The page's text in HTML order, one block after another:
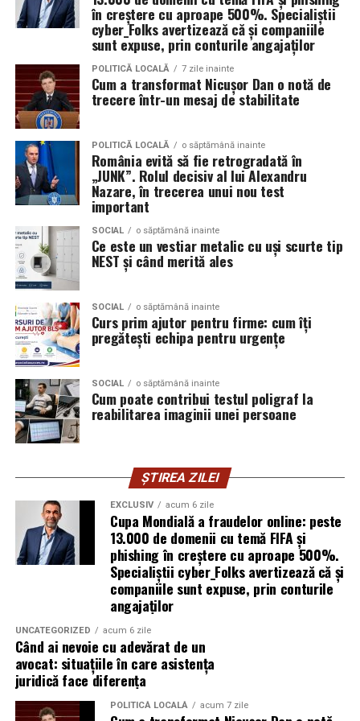
Patricia Constandacheactivează în vânzări și relații cu
clienții. A pornit de la convingerea că oamenii cumpără
de la oameni, nu de la branduri, iar asta înseamnă că
prezența personală contează la fel de mult ca produsul.
Iuliana Gabriela Enescu
videografie cu dronă. Știe că domeniul ei este dominat
de bărbați și că vizibilitatea ei ca profesionistă este, în
sine, un argument.
Isabela Alexandruoferă servicii de consiliere de cuplu
și psihoterapie. Lucrează zilnic cu oameni care încearcă
să se înțeleagă mai bine și crede că autenticitatea
trebuie să înceapă de la ea.
Oana Teslarueste consultant financiar și expert în
investiții imobiliare. A ales să fie prezentă cu vocea ei
într-un domeniu în care credibilitatea se construiește
greu și se pierde repede.
Mirela Iacobvinde cosmetice naturale și lucrează cu
femei care vor produse în care au încredere. Prezența ei
publică este, pentru clientele ei, primul semn că brandul
este numerolog și lucrează cu
antreprenori care vor să ia decizii mai aliniate cu ce sunt
ei cu adevărat. Alege să fie vizibilă pentru că domeniul ei
câștigă credibilitate prin oameni, nu prin concepte.
Mihaela Antocheactivează în nutriție și sănătate.
Crede că informația corectă ajunge la oamenii potriviți
De ce contează vizibilitatea, nu
doar activitatea
în creștere cu aproape 500%. Specialiștii
cyber_Folks avertizează că și companiile
sunt expuse, prin conturile angajaților
POLITICĂ LOCALĂ 7 zile inainte
Cum a transformat Nicușor Dan o notă de
trecere într-un mesaj de stabilitate
POLITICĂ LOCALĂ o săptămână inainte
România evită să fie retrogradată în
„JUNK”. Rolul decisiv al lui Alexandru
Nazare, în trecerea unui nou test
important
SOCIAL o săptămână inainte
Ce este un vestiar metalic cu uși scurte tip
NEST și când merită ales
SOCIAL o săptămână inainte
Curs prim ajutor pentru firme: cum îți
pregătești echipa pentru urgențe
SOCIAL o săptămână inainte
Cum poate contribui testul poligraf la
reabilitarea imaginii unei persoane
ȘTIREA ZILEI
EXCLUSIV acum 6 zile
Cupa Mondială a fraudelor online: peste
13.000 de domenii cu temă FIFA și
phishing în creștere cu aproape 500%.
Specialiștii cyber_Folks avertizează că și
companiile sunt expuse, prin conturile
angajaților
UNCATEGORIZED acum 6 zile
Când ai nevoie cu adevărat de un
avocat: situațiile în care asistența
juridică face diferența
POLITICĂ LOCALĂ acum 7 zile